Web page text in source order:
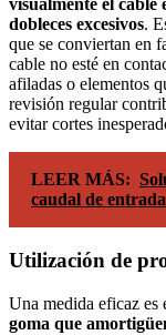
visualmente el cable
dobleces excesivos.
que se conviertan en
cable no esté en
afiladas o elementos
revisión regular
evitar cortes
LEER MÁS:
caudal de
Utilización de
Una medida eficaz es
goma que